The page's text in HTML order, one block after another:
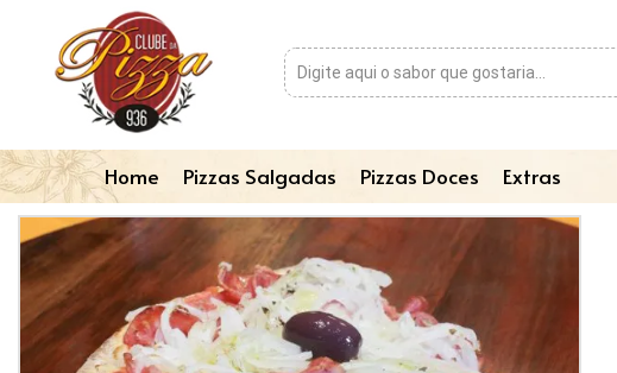
Home Pizzas Salgadas Pizzas Doces Extras